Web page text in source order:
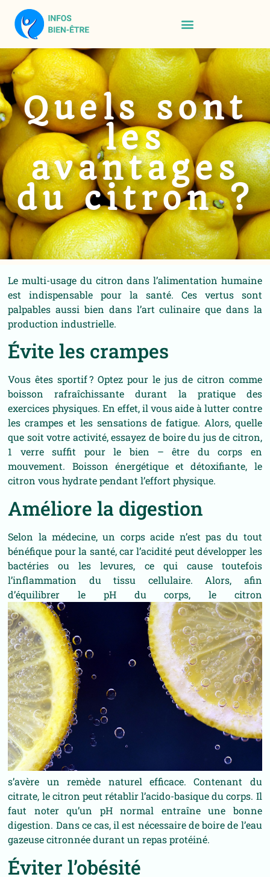
Quels sont
les
avantages
du citron ?
Le multi-usage du citron dans l’alimentation humaine
est indispensable pour la santé. Ces vertus sont
palpables aussi bien dans l’art culinaire que dans la
production industrielle.
Évite les crampes
Vous êtes sportif ? Optez pour le jus de citron comme
boisson rafraîchissante durant la pratique des
exercices physiques. En effet, il vous aide à lutter contre
les crampes et les sensations de fatigue. Alors, quelle
que soit votre activité, essayez de boire du jus de citron,
1 verre suffit pour le bien – être du corps en
mouvement. Boisson énergétique et détoxifiante, le
citron vous hydrate pendant l’effort physique.
Améliore la digestion
Selon la médecine, un corps acide n’est pas du tout
bénéfique pour la santé, car l’acidité peut développer les
bactéries ou les levures, ce qui cause toutefois
l’inflammation du tissu cellulaire. Alors, afin
d’équilibrer le pH du corps, le citron
s’avère un remède naturel efficace. Contenant du
citrate, le citron peut rétablir l’acido-basique du corps. Il
faut noter qu’un pH normal entraîne une bonne
digestion. Dans ce cas, il est nécessaire de boire de l’eau
gazeuse citronnée durant un repas protéiné.
Éviter l’obésité